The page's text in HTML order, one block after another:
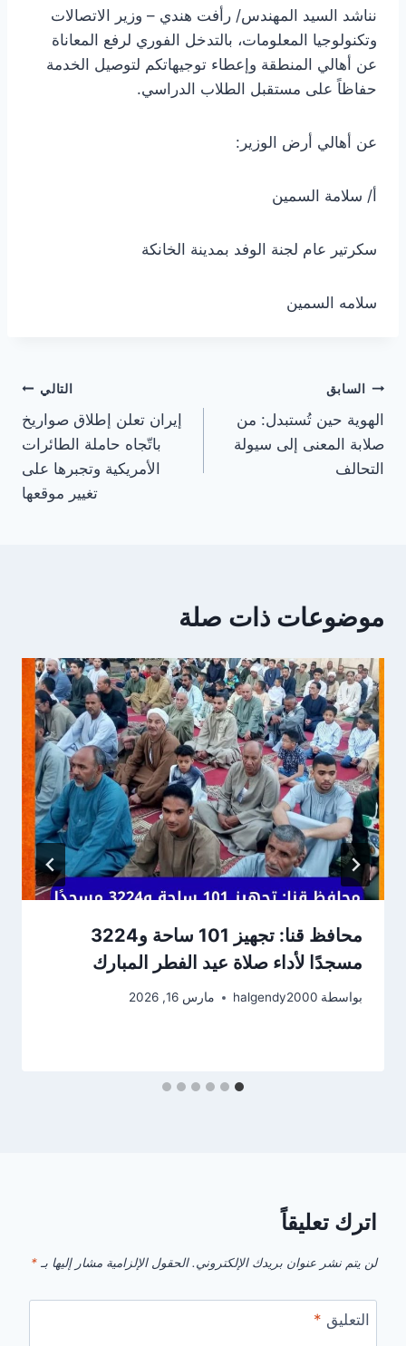
نناشد السيد المهندس/ رأفت هندي – وزير الاتصالات
وتكنولوجيا المعلومات، بالتدخل الفوري لرفع المعاناة
عن أهالي المنطقة وإعطاء توجيهاتكم لتوصيل الخدمة
حفاظاً على مستقبل الطلاب الدراسي.
عن أهالي أرض الوزير:
أ/ سلامة السمين
سكرتير عام لجنة الوفد بمدينة الخانكة
سلامه السمين
تصفّح
المقالات
السابق
الهوية حين تُستبدل: من
صلابة المعنى إلى سيولة
التحالف
التالي
إيران تعلن إطلاق صواريخ
باتّجاه حاملة الطائرات
الأمريكية وتجبرها على
تغيير موقعها
موضوعات ذات صلة
محافظ قنا: تجهيز 101 ساحة و3224
مسجدًا لأداء صلاة عيد الفطر المبارك
بواسطة halgendy2000 مارس 16, 2026
اترك تعليقاً
لن يتم نشر عنوان بريدك الإلكتروني. الحقول الإلزامية مشار إليها بـ *
التعليق *